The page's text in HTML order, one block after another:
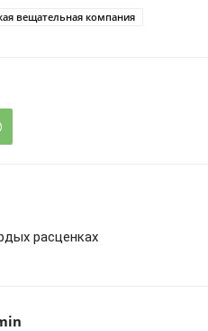
вещательная компания
расценках